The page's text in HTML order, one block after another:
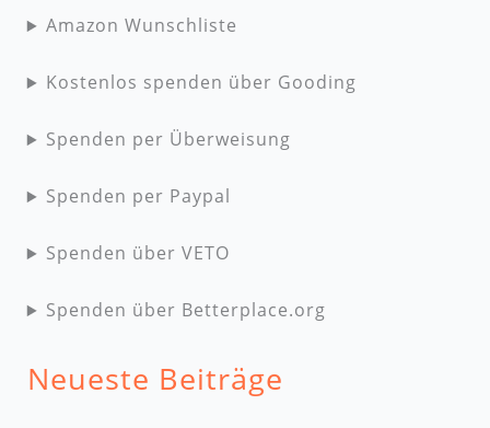
Amazon Wunschliste
Kostenlos spenden über Gooding
Spenden per Überweisung
Spenden per Paypal
Spenden über VETO
Spenden über Betterplace.org
Neueste Beiträge